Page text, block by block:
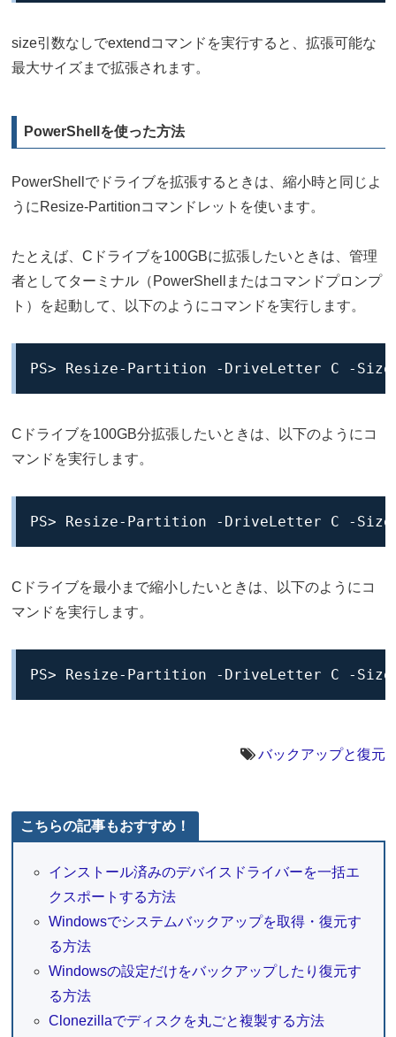
size引数なしでextendコマンドを実行すると、拡張可能な
最大サイズまで拡張されます。
PowerShellを使った方法
PowerShellでドライブを拡張するときは、縮小時と同じよ
うにResize-Partitionコマンドレットを使います。
たとえば、Cドライブを100GBに拡張したいときは、管理
者としてターミナル（PowerShellまたはコマンドプロンプ
ト）を起動して、以下のようにコマンドを実行します。
PS> Resize-Partition -DriveLetter C -Size
Cドライブを100GB分拡張したいときは、以下のようにコ
マンドを実行します。
PS> Resize-Partition -DriveLetter C -
Cドライブを最小まで縮小したいときは、以下のようにコ
マンドを実行します。
PS> Resize-Partition -DriveLetter C -
バックアップと復元
こちらの記事もおすすめ！
インストール済みのデバイスドライバーを一括エ
クスポートする方法
Windowsでシステムバックアップを取得・復元す
る方法
Windowsの設定だけをバックアップしたり復元す
る方法
Clonezillaでディスクを丸ごと複製する方法